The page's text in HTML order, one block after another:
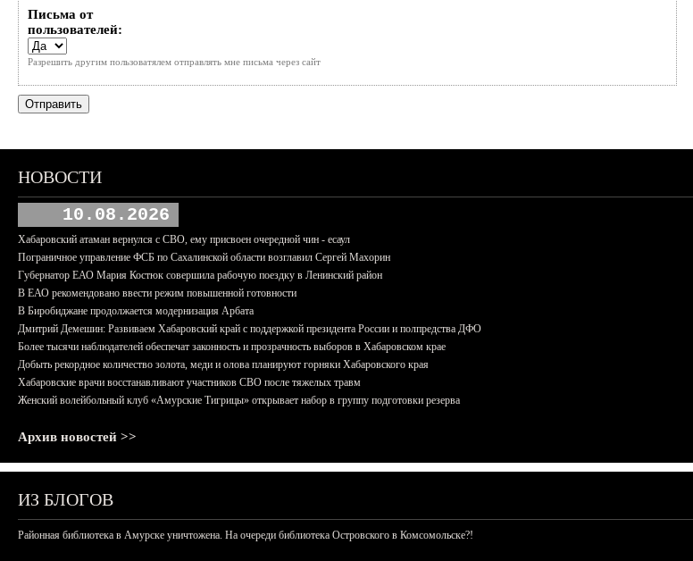
Письма от
пользователей:
Разрешить другим пользоватялем отправлять мне письма через сайт
НОВОСТИ
10.08.2026
Хабаровский атаман вернулся с СВО, ему присвоен очередной чин - есаул
Пограничное управление ФСБ по Сахалинской области возглавил Сергей Махорин
Губернатор ЕАО Мария Костюк совершила рабочую поездку в Ленинский район
В ЕАО рекомендовано ввести режим повышенной готовности
В Биробиджане продолжается модернизация Арбата
Дмитрий Демешин: Развиваем Хабаровский край с поддержкой президента России и полпредства ДФО
Более тысячи наблюдателей обеспечат законность и прозрачность выборов в Хабаровском крае
Добыть рекордное количество золота, меди и олова планируют горняки Хабаровского края
Хабаровские врачи восстанавливают участников СВО после тяжелых травм
Женский волейбольный клуб «Амурские Тигрицы» открывает набор в группу подготовки резерва
Архив новостей >>
ИЗ БЛОГОВ
Районная библиотека в Амурске уничтожена. На очереди библиотека Островского в Комсомольске?!